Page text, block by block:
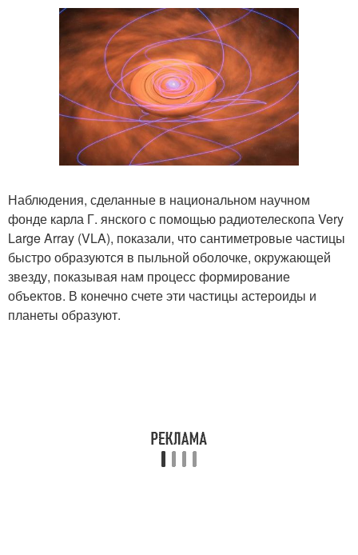
Наблюдения, сделанные в национальном научном
фонде карла Г. янского с помощью радиотелескопа Very
Large Array (VLA), показали, что сантиметровые частицы
быстро образуются в пыльной оболочке, окружающей
звезду, показывая нам процесс формирование
объектов. В конечно счете эти частицы астероиды и
планеты образуют.